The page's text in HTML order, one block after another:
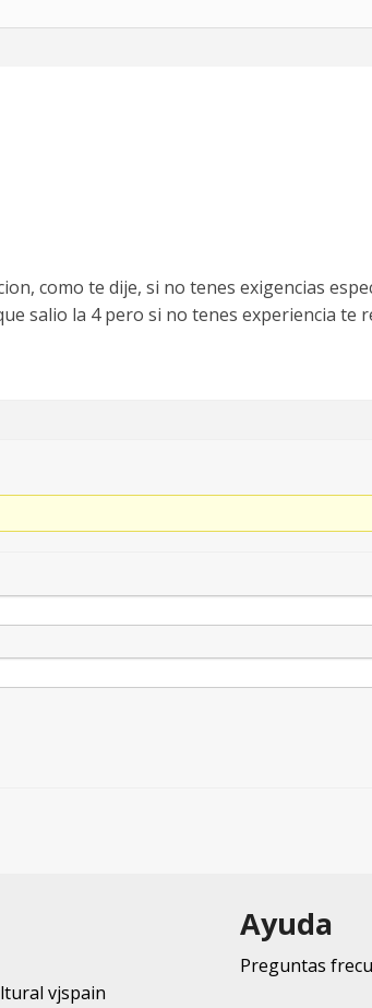
como te dije, si no tenes exigencias
salio la 4 pero si no tenes experiencia te
vjspain
Ayuda
Preguntas